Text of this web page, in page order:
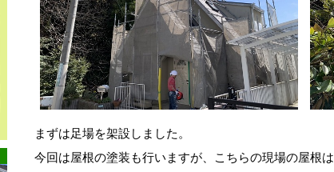
まずは足場を架設しました。
今回は屋根の塗装も行いますが、こちらの現場の屋根は